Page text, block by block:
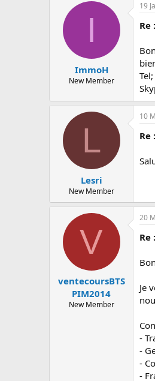
I
ImmoH
New Member
19
Re
L
Lesri
New Member
10
Re
V
ventecoursBTS
PIM2014
New Member
20
Re
Je
-
-
-
-